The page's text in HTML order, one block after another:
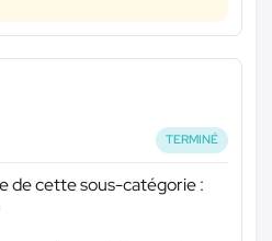
TERMINÉ
de cette sous-catégorie :